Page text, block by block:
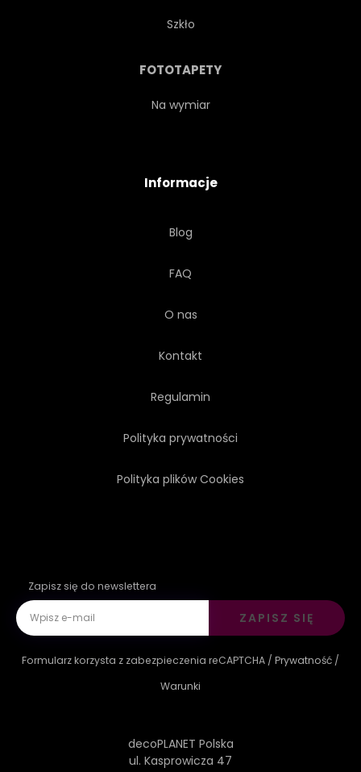
Szkło
FOTOTAPETY
Na wymiar
Informacje
Blog
FAQ
O nas
Kontakt
Regulamin
Polityka prywatności
Polityka plików Cookies
Zapisz się do newslettera
ZAPISZ SIĘ
Formularz korzysta z zabezpieczenia reCAPTCHA / Prywatność /
Warunki
decoPLANET Polska
ul. Kasprowicza 47